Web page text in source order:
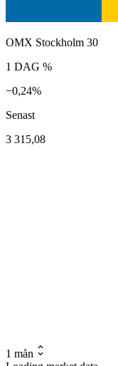
OMX Stockholm 30
1 DAG %
−0,24%
Senast
3 315,08
1 mån